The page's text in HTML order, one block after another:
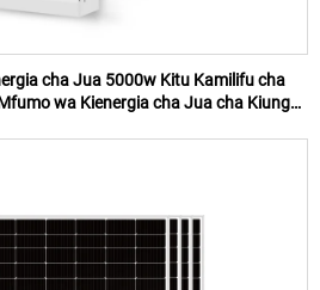
cha Jua 5000w Kitu Kamilifu cha
wa Kienergia cha Jua cha Kiungo